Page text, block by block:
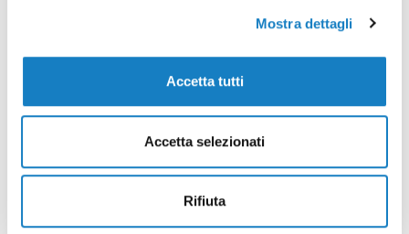
Mostra dettagli
Accetta tutti
Accetta selezionati
Rifiuta
50 pces